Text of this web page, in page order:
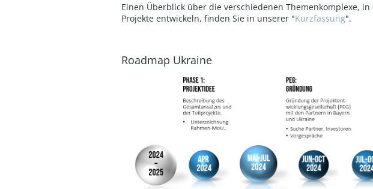
Einen Überblick über die verschiedenen Themenkomplexe,
Projekte entwickeln, finden Sie in unserer "Kurzfassung".
Roadmap Ukraine